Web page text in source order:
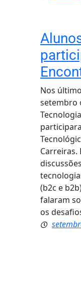
Nos
setembro
Carreiras.
(b2c e
falaram
os